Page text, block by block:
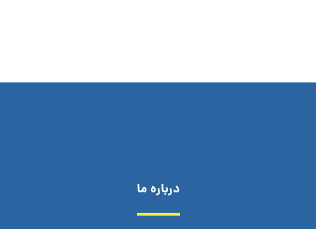
درباره ما